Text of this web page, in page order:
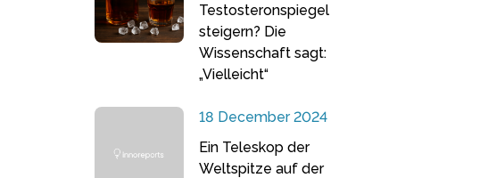
Testosteronspiegel
steigern? Die
Wissenschaft sagt:
„Vielleicht“
18 December 2024
Ein Teleskop der
Weltspitze auf der